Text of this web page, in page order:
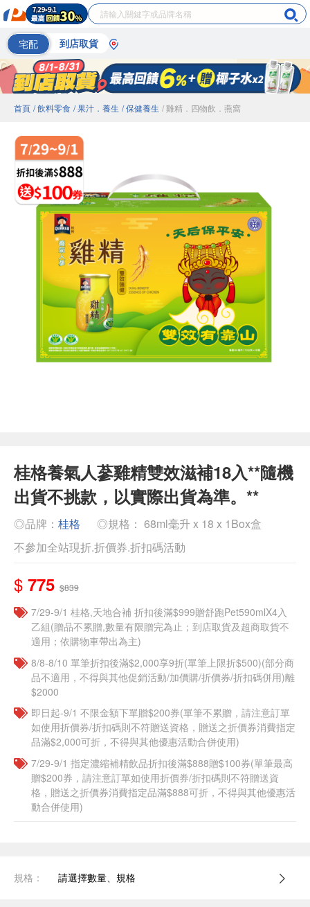
宅配 到店取貨
首頁 / 飲料零食 / 果汁．養生 / 保健養生 / 雞精．四物飲．燕窩
桂格養氣人蔘雞精雙效滋補18入**隨機
出貨不挑款，以實際出貨為準。**
◎品牌： 桂格
◎規格： 68ml毫升 x 18 x 1Box盒
不參加全站現折.折價券.折扣碼活動
$ 775 $839
7/29-9/1 桂格,天地合補 折扣後滿$999贈舒跑Pet590mlX4入
乙組(贈品不累贈,數量有限贈完為止；到店取貨及超商取貨不
適用；依購物車帶出為主)​
8/8-8/10 單筆折扣後滿$2,000享9折(單筆上限折$500)(部分商
品不適用，不得與其他促銷活動/加價購/折價券/折扣碼併用)離
$2000
即日起-9/1 不限金額下單贈$200券(單筆不累贈，請注意訂單
如使用折價券/折扣碼則不符贈送資格，贈送之折價券消費指定
品滿$2,000可折，不得與其他優惠活動合併使用)
7/29-9/1 指定濃縮補精飲品​折扣後滿$888贈$100券(單筆最高
贈$200券，請注意訂單如使用折價券/折扣碼則不符贈送資
格，贈送之折價券消費指定品滿$888可折，不得與其他優惠活
動合併使用)
規格： 請選擇數量、規格